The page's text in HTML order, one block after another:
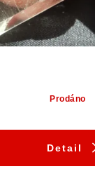
Prodáno
Detail